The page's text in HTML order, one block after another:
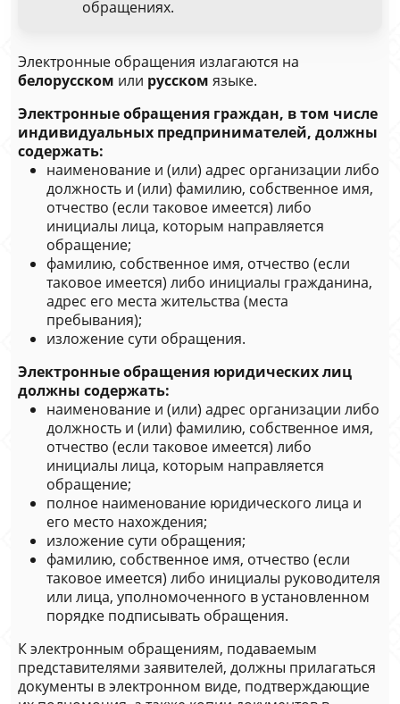
обращениях.
Электронные обращения излагаются на
белорусском или русском языке.
Электронные обращения граждан, в том числе
индивидуальных предпринимателей, должны
содержать:
наименование и (или) адрес организации либо
должность и (или) фамилию, собственное имя,
отчество (если таковое имеется) либо
инициалы лица, которым направляется
обращение;
фамилию, собственное имя, отчество (если
таковое имеется) либо инициалы гражданина,
адрес его места жительства (места
пребывания);
изложение сути обращения.
Электронные обращения юридических лиц
должны содержать:
наименование и (или) адрес организации либо
должность и (или) фамилию, собственное имя,
отчество (если таковое имеется) либо
инициалы лица, которым направляется
обращение;
полное наименование юридического лица и
его место нахождения;
изложение сути обращения;
фамилию, собственное имя, отчество (если
таковое имеется) либо инициалы руководителя
или лица, уполномоченного в установленном
порядке подписывать обращения.
К электронным обращениям, подаваемым
представителями заявителей, должны прилагаться
документы в электронном виде, подтверждающие